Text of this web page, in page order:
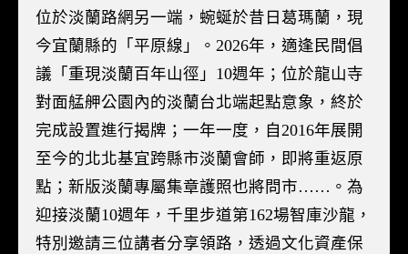
位於淡蘭路網另一端，蜿蜒於昔日葛瑪蘭，現
今宜蘭縣的「平原線」。2026年，適逢民間倡
議「重現淡蘭百年山徑」10週年；位於龍山寺
對面艋舺公園內的淡蘭台北端起點意象，終於
完成設置進行揭牌；一年一度，自2016年展開
至今的北北基宜跨縣市淡蘭會師，即將重返原
點；新版淡蘭專屬集章護照也將問市……。為
迎接淡蘭10週年，千里步道第162場智庫沙龍，
特別邀請三位講者分享領路，透過文化資產保